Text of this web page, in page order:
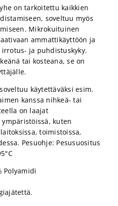
on tarkoitettu kaikkien
soveltuu myös
Mikrokuituinen
ammattikäyttöön ja
ja puhdistuskyky.
tai kosteana, se on
käytettäväksi esim.
kanssa nihkeä- tai
on laajat
kuten
toimistoissa,
Pesuohje: Pesusuositus
Polyamidi